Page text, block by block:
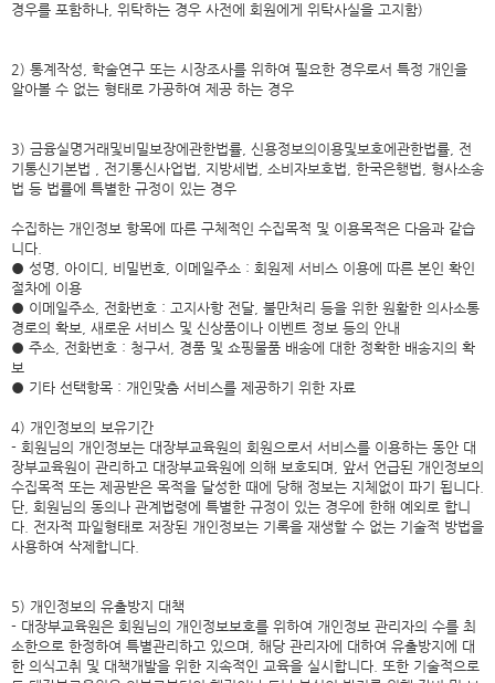
경우를 포함하나, 위탁하는 경우 사전에 회원에게 위탁사실을 고지함)
2) 통계작성, 학술연구 또는 시장조사를 위하여 필요한 경우로서 특정 개인을
알아볼 수 없는 형태로 가공하여 제공 하는 경우
3) 금융실명거래및비밀보장에관한법률, 신용정보의이용및보호에관한법률, 전
기통신기본법 , 전기통신사업법, 지방세법, 소비자보호법, 한국은행법, 형사소송
법 등 법률에 특별한 규정이 있는 경우
수집하는 개인정보 항목에 따른 구체적인 수집목적 및 이용목적은 다음과 같습
니다.
● 성명, 아이디, 비밀번호, 이메일주소 : 회원제 서비스 이용에 따른 본인 확인
절차에 이용
● 이메일주소, 전화번호 : 고지사항 전달, 불만처리 등을 위한 원활한 의사소통
경로의 확보, 새로운 서비스 및 신상품이나 이벤트 정보 등의 안내
● 주소, 전화번호 : 청구서, 경품 및 쇼핑물품 배송에 대한 정확한 배송지의 확
보
● 기타 선택항목 : 개인맞춤 서비스를 제공하기 위한 자료
4) 개인정보의 보유기간
- 회원님의 개인정보는 대장부교육원의 회원으로서 서비스를 이용하는 동안 대
장부교육원이 관리하고 대장부교육원에 의해 보호되며, 앞서 언급된 개인정보의
수집목적 또는 제공받은 목적을 달성한 때에 당해 정보는 지체없이 파기 됩니다.
단, 회원님의 동의나 관계법령에 특별한 규정이 있는 경우에 한해 예외로 합니
다. 전자적 파일형태로 저장된 개인정보는 기록을 재생할 수 없는 기술적 방법을
사용하여 삭제합니다.
5) 개인정보의 유출방지 대책
- 대장부교육원은 회원님의 개인정보보호를 위하여 개인정보 관리자의 수를 최
소한으로 한정하여 특별관리하고 있으며, 해당 관리자에 대하여 유출방지에 대
한 의식고취 및 대책개발을 위한 지속적인 교육을 실시합니다. 또한 기술적으로